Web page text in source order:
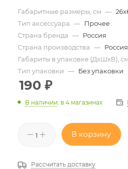
Габаритные размеры, см —
Тип аксессуара — Прочее
Страна бренда — Россия
Страна производства — Россия
Габариты в упаковке (ДхШхВ), см.
Тип упаковки — Без упаковки
190 ₽
В наличии: в 4 магазинах
В корзину
Рассчитать доставку